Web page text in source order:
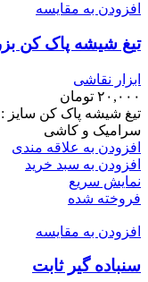
افزودن به مقایسه
تیغ شیشه پاک کن
ابزار نقاشی
۲۰,۰۰۰ تومان
تیغ شیشه پاک کن
سرامیک و کاشی
افزودن به علاقه مندی
افزودن به سبد خرید
نمایش سریع
فروخته شده
افزودن به مقایسه
سنباده گیر ثابت